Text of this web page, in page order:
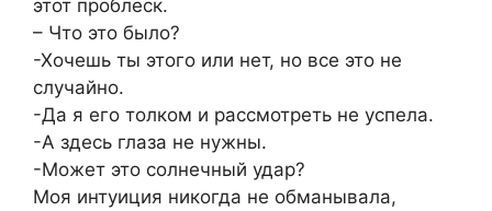
этот проблеск.
– Что это было?
-Хочешь ты этого или нет, но все это не
случайно.
-Да я его толком и рассмотреть не успела.
-А здесь глаза не нужны.
-Может это солнечный удар?
Моя интуиция никогда не обманывала,